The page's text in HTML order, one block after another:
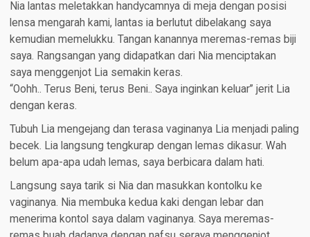
Nia lantas meletakkan handycamnya di meja dengan posisi
lensa mengarah kami, lantas ia berlutut dibelakang saya
kemudian memelukku. Tangan kanannya meremas-remas biji
saya. Rangsangan yang didapatkan dari Nia menciptakan
saya menggenjot Lia semakin keras.
“Oohh.. Terus Beni, terus Beni.. Saya inginkan keluar” jerit Lia
dengan keras.
Tubuh Lia mengejang dan terasa vaginanya Lia menjadi paling
becek. Lia langsung tengkurap dengan lemas dikasur. Wah
belum apa-apa udah lemas, saya berbicara dalam hati.
Langsung saya tarik si Nia dan masukkan kontolku ke
vaginanya. Nia membuka kedua kaki dengan lebar dan
menerima kontol saya dalam vaginanya. Saya meremas-